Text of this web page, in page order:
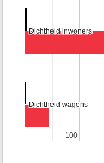
100
100
Dichtheid inwoners
Dichtheid inwoners
Dichtheid wagens
Dichtheid wagens